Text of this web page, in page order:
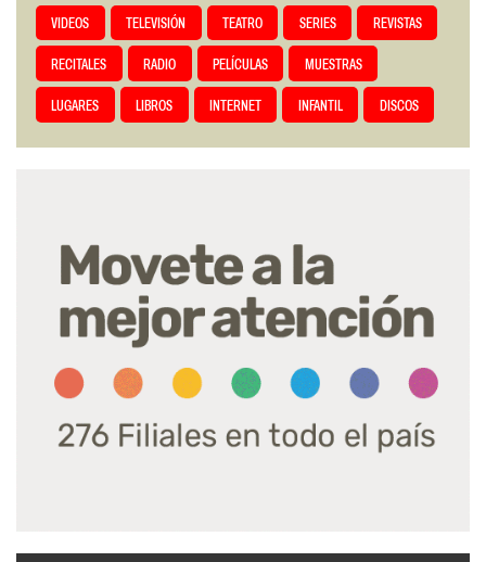
VIDEOS TELEVISIÓN TEATRO SERIES REVISTAS
RECITALES RADIO PELÍCULAS MUESTRAS
LUGARES LIBROS INTERNET INFANTIL DISCOS